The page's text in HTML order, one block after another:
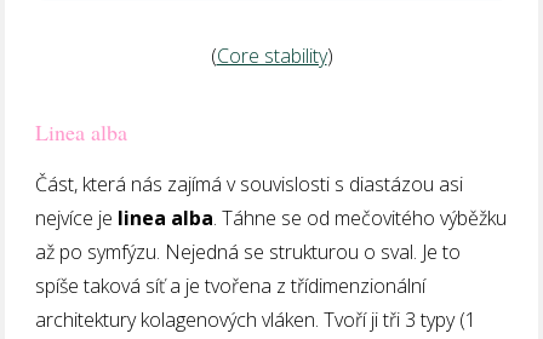
(Core stability)
Linea alba
Část, která nás zajímá v souvislosti s diastázou asi
nejvíce je linea alba. Táhne se od mečovitého výběžku
až po symfýzu. Nejedná se strukturou o sval. Je to
spíše taková síť a je tvořena z třídimenzionální
architektury kolagenových vláken. Tvoří ji tři 3 typy (1